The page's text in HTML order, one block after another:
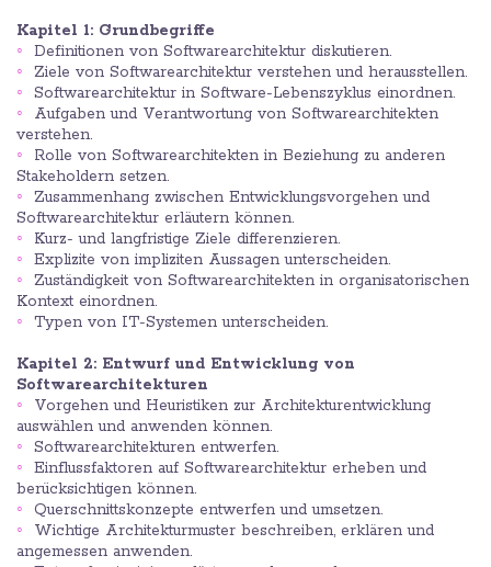
Kapitel 1: Grundbegriffe
Definitionen von Softwarearchitektur diskutieren.
Ziele von Softwarearchitektur verstehen und herausstellen.
Softwarearchitektur in Software-Lebenszyklus einordnen.
Aufgaben und Verantwortung von Softwarearchitekten
verstehen.
Rolle von Softwarearchitekten in Beziehung zu anderen
Stakeholdern setzen.
Zusammenhang zwischen Entwicklungsvorgehen und
Softwarearchitektur erläutern können.
Kurz- und langfristige Ziele differenzieren.
Explizite von impliziten Aussagen unterscheiden.
Zuständigkeit von Softwarearchitekten in organisatorischen
Kontext einordnen.
Typen von IT-Systemen unterscheiden.
Kapitel 2: Entwurf und Entwicklung von
Softwarearchitekturen
Vorgehen und Heuristiken zur Architekturentwicklung
auswählen und anwenden können.
Softwarearchitekturen entwerfen.
Einflussfaktoren auf Softwarearchitektur erheben und
berücksichtigen können.
Querschnittskonzepte entwerfen und umsetzen.
Wichtige Architekturmuster beschreiben, erklären und
angemessen anwenden.